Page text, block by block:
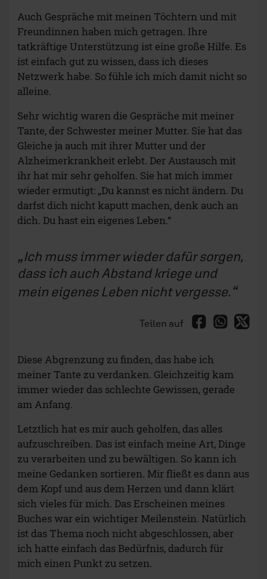
Auch Gespräche mit meinen Töchtern und mit
Freundinnen haben mich getragen. Ihre
tatkräftige Unterstützung ist eine große Hilfe. Es
ist einfach gut zu wissen, dass ich dieses
Netzwerk habe. So fühle ich mich damit nicht so
alleine.
Sehr wichtig waren die Gespräche mit meiner
Tante, der Schwester meiner Mutter. Sie hat das
Gleiche ja auch mit ihrer Mutter und der
Alzheimerkrankheit erlebt. Der Austausch mit
ihr hat mir sehr geholfen. Sie hat mich immer
wieder ermutigt: „Du kannst es nicht ändern. Du
darfst dich nicht kaputt machen, denk auch an
dich. Du hast ein eigenes Leben.“
Ich muss immer wieder dafür sorgen,
dass ich auch Abstand kriege und
mein eigenes Leben nicht vergesse.
Teilen auf
Diese Abgrenzung zu finden, das habe ich
meiner Tante zu verdanken. Gleichzeitig kam
immer wieder das schlechte Gewissen, gerade
am Anfang.
Letztlich hat es mir auch geholfen, das alles
aufzuschreiben. Das ist einfach meine Art, Dinge
zu verarbeiten und zu bewältigen. So kann ich
meine Gedanken sortieren. Mir fließt es dann aus
dem Kopf und aus dem Herzen und dann klärt
sich vieles für mich. Das Erscheinen meines
Buches war ein wichtiger Meilenstein. Natürlich
ist das Thema noch nicht abgeschlossen, aber
ich hatte einfach das Bedürfnis, dadurch für
mich einen Punkt zu setzen.